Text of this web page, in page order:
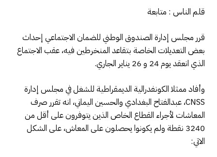
قلم الناس : متابعة
قرر مجلس إدارة الصندوق الوطني للضمان الاجتماعي إحداث
بعض التعديلات الخاصة بتقاعد المنخرطين فيه، عقب الاجتماع
الذي انعقد يوم 24 و 26 يناير الجاري.
وأفاد ممثلا الكونفدرالية الديمقراطية للشغل في مجلس إدارة
CNSS، عبدالفتاح البغدادي والحسين اليماني، انه تقرر صرف
المعاشات لأجراء القطاع الخاص الذين يتوفرون على أقل من
3240 نقطة ولم يكونوا يحصلون على المعاش، على الشكل
الاتي: